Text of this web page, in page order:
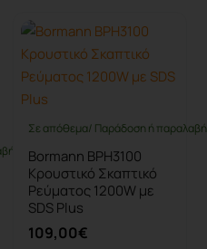
έως 10 ημέρες
Σε απόθεμα/ Παράδοση ή
Bormann BPH3100
Κρουστικό Σκαπτικό
Ρεύματος 1200W με
SDS Plus
109,00€